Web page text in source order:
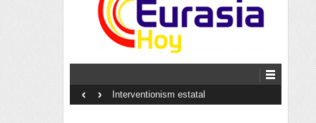
Interventionism estatal
‹ ›